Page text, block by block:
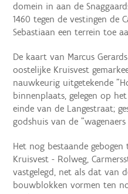
domein in aan de
1460 tegen de vestingen de
Sebastiaan een terrein toe
De kaart van Marcus
oostelijke Kruisvest
nauwkeurig uitgetekende
binnenplaats, gelegen op
einde van de Langestraat;
godshuis van de
Het nog bestaande
Kruisvest - Rolweg,
vastgelegd, net als dat van
bouwblokken vormen ten